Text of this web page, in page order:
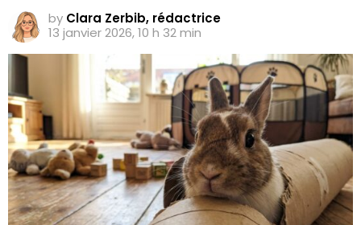
by Clara Zerbib, rédactrice
13 janvier 2026, 10 h 32 min